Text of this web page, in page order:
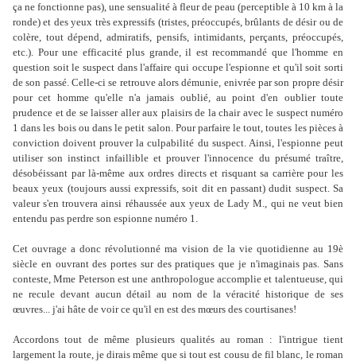
ça ne fonctionne pas), une sensualité à fleur de peau (perceptible à 10 km à la
ronde) et des yeux très expressifs (tristes, préoccupés, brûlants de désir ou de
colère, tout dépend, admiratifs, pensifs, intimidants, perçants, préoccupés,
etc.). Pour une efficacité plus grande, il est recommandé que l'homme en
question soit le suspect dans l'affaire qui occupe l'espionne et qu'il soit sorti
de son passé. Celle-ci se retrouve alors démunie, enivrée par son propre désir
pour cet homme qu'elle n'a jamais oublié, au point d'en oublier toute
prudence et de se laisser aller aux plaisirs de la chair avec le suspect numéro
1 dans les bois ou dans le petit salon. Pour parfaire le tout, toutes les pièces à
conviction doivent prouver la culpabilité du suspect. Ainsi, l'espionne peut
utiliser son instinct infaillible et prouver l'innocence du présumé traître,
désobéissant par là-même aux ordres directs et risquant sa carrière pour les
beaux yeux (toujours aussi expressifs, soit dit en passant) dudit suspect. Sa
valeur s'en trouvera ainsi réhaussée aux yeux de Lady M., qui ne veut bien
entendu pas perdre son espionne numéro 1.
Cet ouvrage a donc révolutionné ma vision de la vie quotidienne au 19è
siècle en ouvrant des portes sur des pratiques que je n'imaginais pas. Sans
conteste, Mme Peterson est une anthropologue accomplie et talentueuse, qui
ne recule devant aucun détail au nom de la véracité historique de ses
œuvres... j'ai hâte de voir ce qu'il en est des mœurs des courtisanes!
Accordons tout de même plusieurs qualités au roman : l'intrigue tient
largement la route, je dirais même que si tout est cousu de fil blanc, le roman